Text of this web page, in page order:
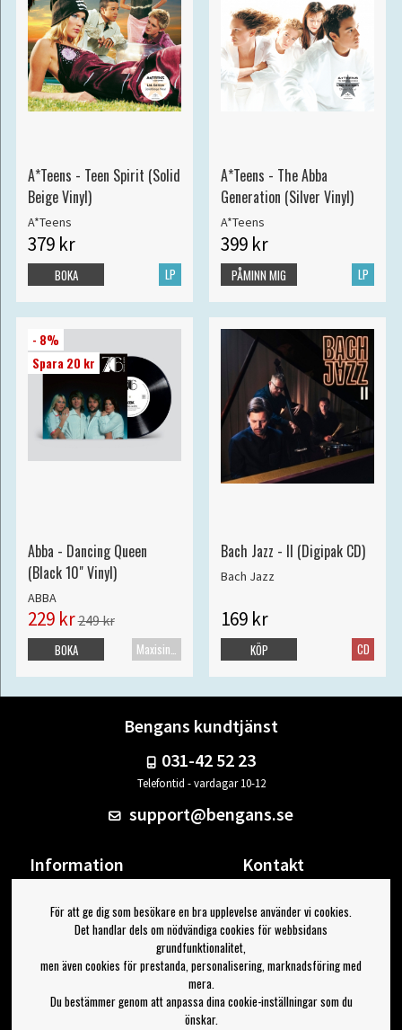
A*Teens - Teen Spirit (Solid
Beige Vinyl)
A*Teens
379 kr
LP
BOKA
A*Teens - The Abba
Generation (Silver Vinyl)
A*Teens
399 kr
LP
PÅMINN MIG
- 8%
Spara 20 kr
Abba - Dancing Queen
(Black 10" Vinyl)
ABBA
229 kr249 kr
Maxisingel
BOKA
Bach Jazz - II (Digipak CD)
Bach Jazz
169 kr
CD
KÖP
Bengans kundtjänst
031-42 52 23
Telefontid - vardagar 10-12
support@bengans.se
Information
Om Bengans
FAQ / Köp- & Leveransvillkor
Kontakt
Din sida
Logga ut
Jag vill ha tips från Bengans
För att ge dig som besökare en bra upplevelse använder vi cookies.
Det handlar dels om nödvändiga cookies för webbsidans
grundfunktionalitet,
men även cookies för prestanda, personalisering, marknadsföring med
mera.
Du bestämmer genom att anpassa dina cookie-inställningar som du
önskar.